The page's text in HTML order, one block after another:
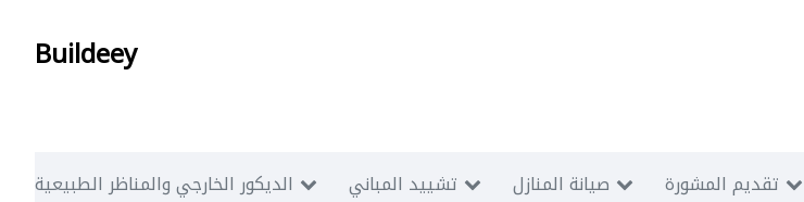
Buildeey
الديكور الخارجي والمناظر الطبيعية تشييد المباني صيانة المنازل تقديم المشورة